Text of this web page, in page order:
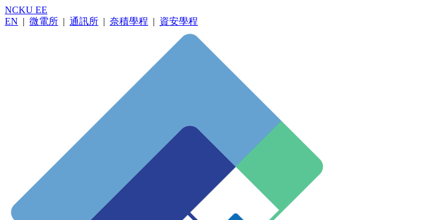
NCKU EE
EN | 微電所 | 通訊所 | 奈積學程 | 資安學程